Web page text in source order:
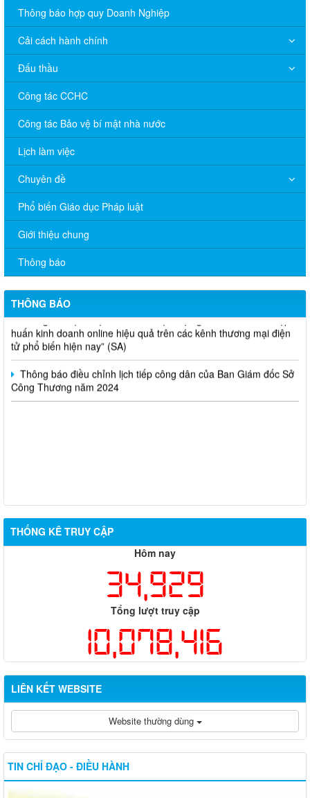
Thông báo hợp quy Doanh Nghiệp
Cải cách hành chính
Đấu thầu
Công tác CCHC
Công tác Bảo vệ bí mật nhà nước
Lịch làm việc
Chuyên đề
Phổ biến Giáo dục Pháp luật
Giới thiệu chung
Thông báo
THÔNG BÁO
V/v đề nghị báo cáo hệ thống phân phối, nhãn hiệu hàng hóa
và hoạt động mua bán khí trên địa bàn tỉnh năm 2025 (nhắc lần
2).
Thông báo lựa chọn nhà thầu thực hiện gói thầu: “tổ chức tập
huấn kinh doanh online hiệu quả trên các kênh thương mại điện
tử phổ biến hiện nay” (SA)
Thông báo điều chỉnh lịch tiếp công dân của Ban Giám đốc Sở
Công Thương năm 2024
THỐNG KÊ TRUY CẬP
Hôm nay
34,929
Tổng lượt truy cập
10,078,416
LIÊN KẾT WEBSITE
Website thường dùng
TIN CHỈ ĐẠO - ĐIỀU HÀNH